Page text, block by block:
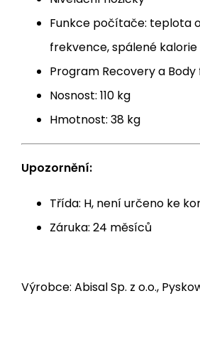
Funkce počítače: teplota
frekvence, spálené kalorie
Program Recovery a Body
Nosnost: 110 kg
Hmotnost: 38 kg
Upozornění:
Třída: H, není určeno ke
Záruka: 24 měsíců
Výrobce: Abisal Sp. z o.o.,